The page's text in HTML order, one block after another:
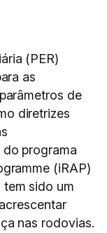
(PER)
as
de
diretrizes
programa
(iRAP)
sido um
nas rodovias.